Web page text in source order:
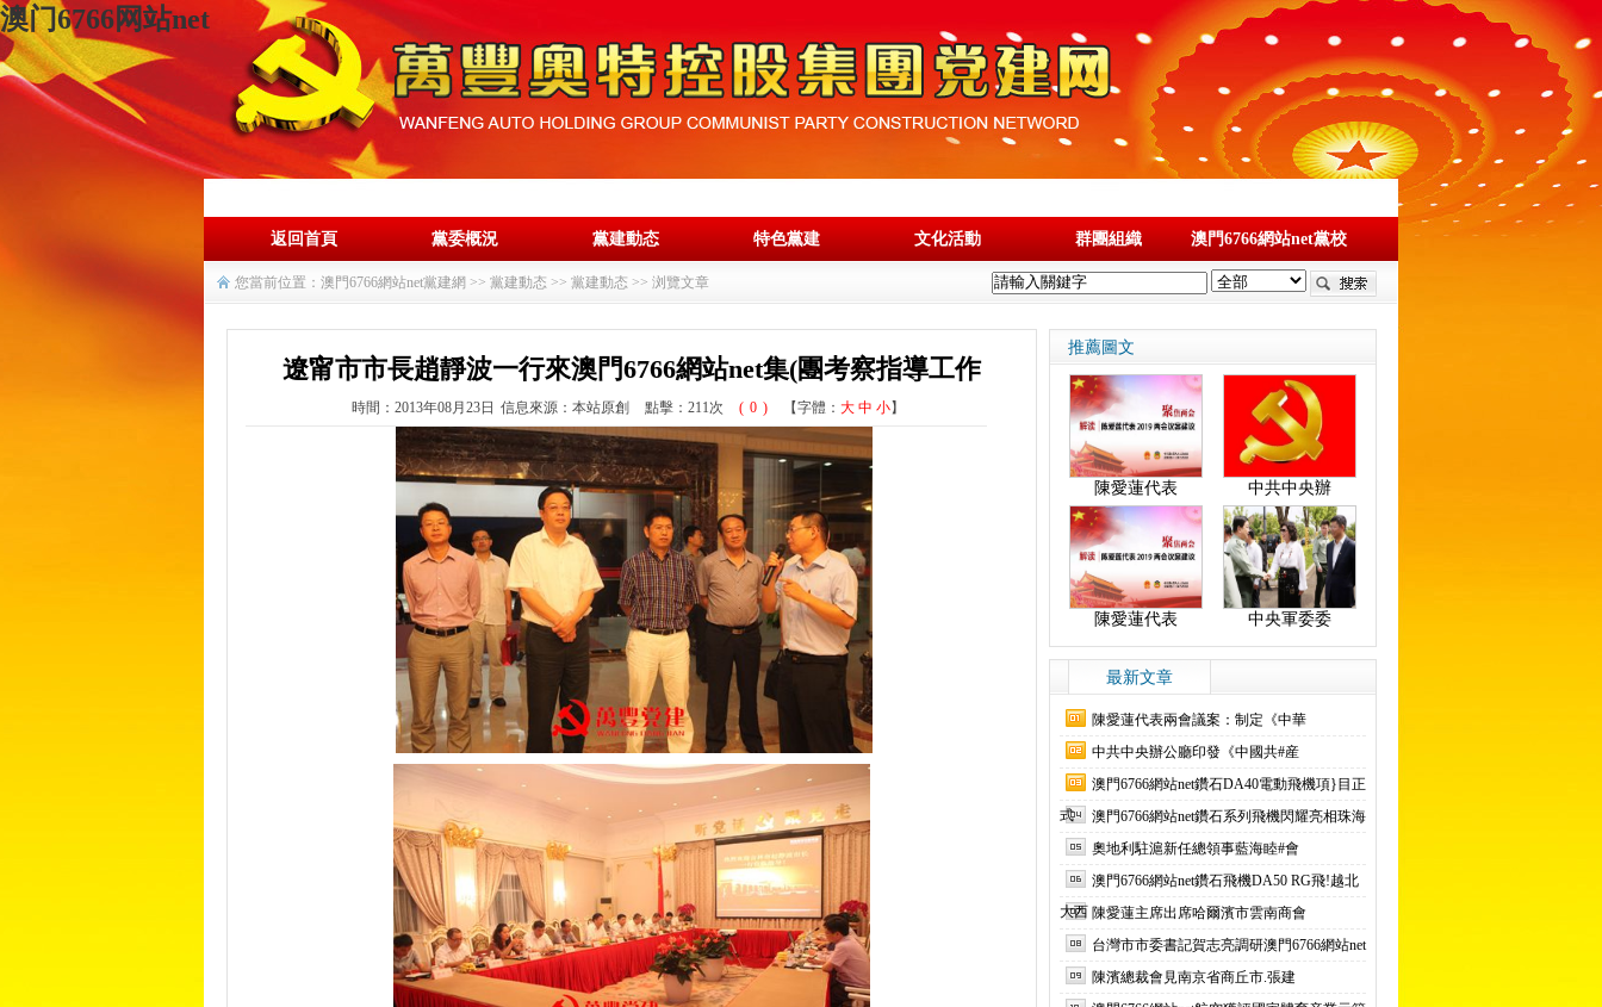
澳门6766网站net
返回首頁 黨委概況 黨建動态 特色黨建 文化活動 群團組織 澳門6766網站net黨校
您當前位置： 澳門6766網站net黨建網 >> 黨建動态 >> 黨建動态 >> 浏覽文章
遼甯市市長趙靜波一行來澳門6766網站net集(團考察指導工作
時間：2013年08月23日 信息來源：本站原創 點擊： 211次 ( 0 ) 【字體： 大 中 小】
推薦圖文
陳愛蓮代表 中共中央辦
陳愛蓮代表 中央軍委委
最新文章
陳愛蓮代表兩會議案：制定《中華
中共中央辦公廳印發《中國共#産
澳門6766網站net鑽石DA40電動飛機項}目正
式
澳門6766網站net鑽石系列飛機閃耀亮相珠海
奧地利駐滬新任總領事藍海睦#會
澳門6766網站net鑽石飛機DA50 RG飛!越北
大西 陳愛蓮主席出席哈爾濱市雲南商會
台灣市市委書記賀志亮調研澳門6766網站net
陳濱總裁會見南京省商丘市.張建